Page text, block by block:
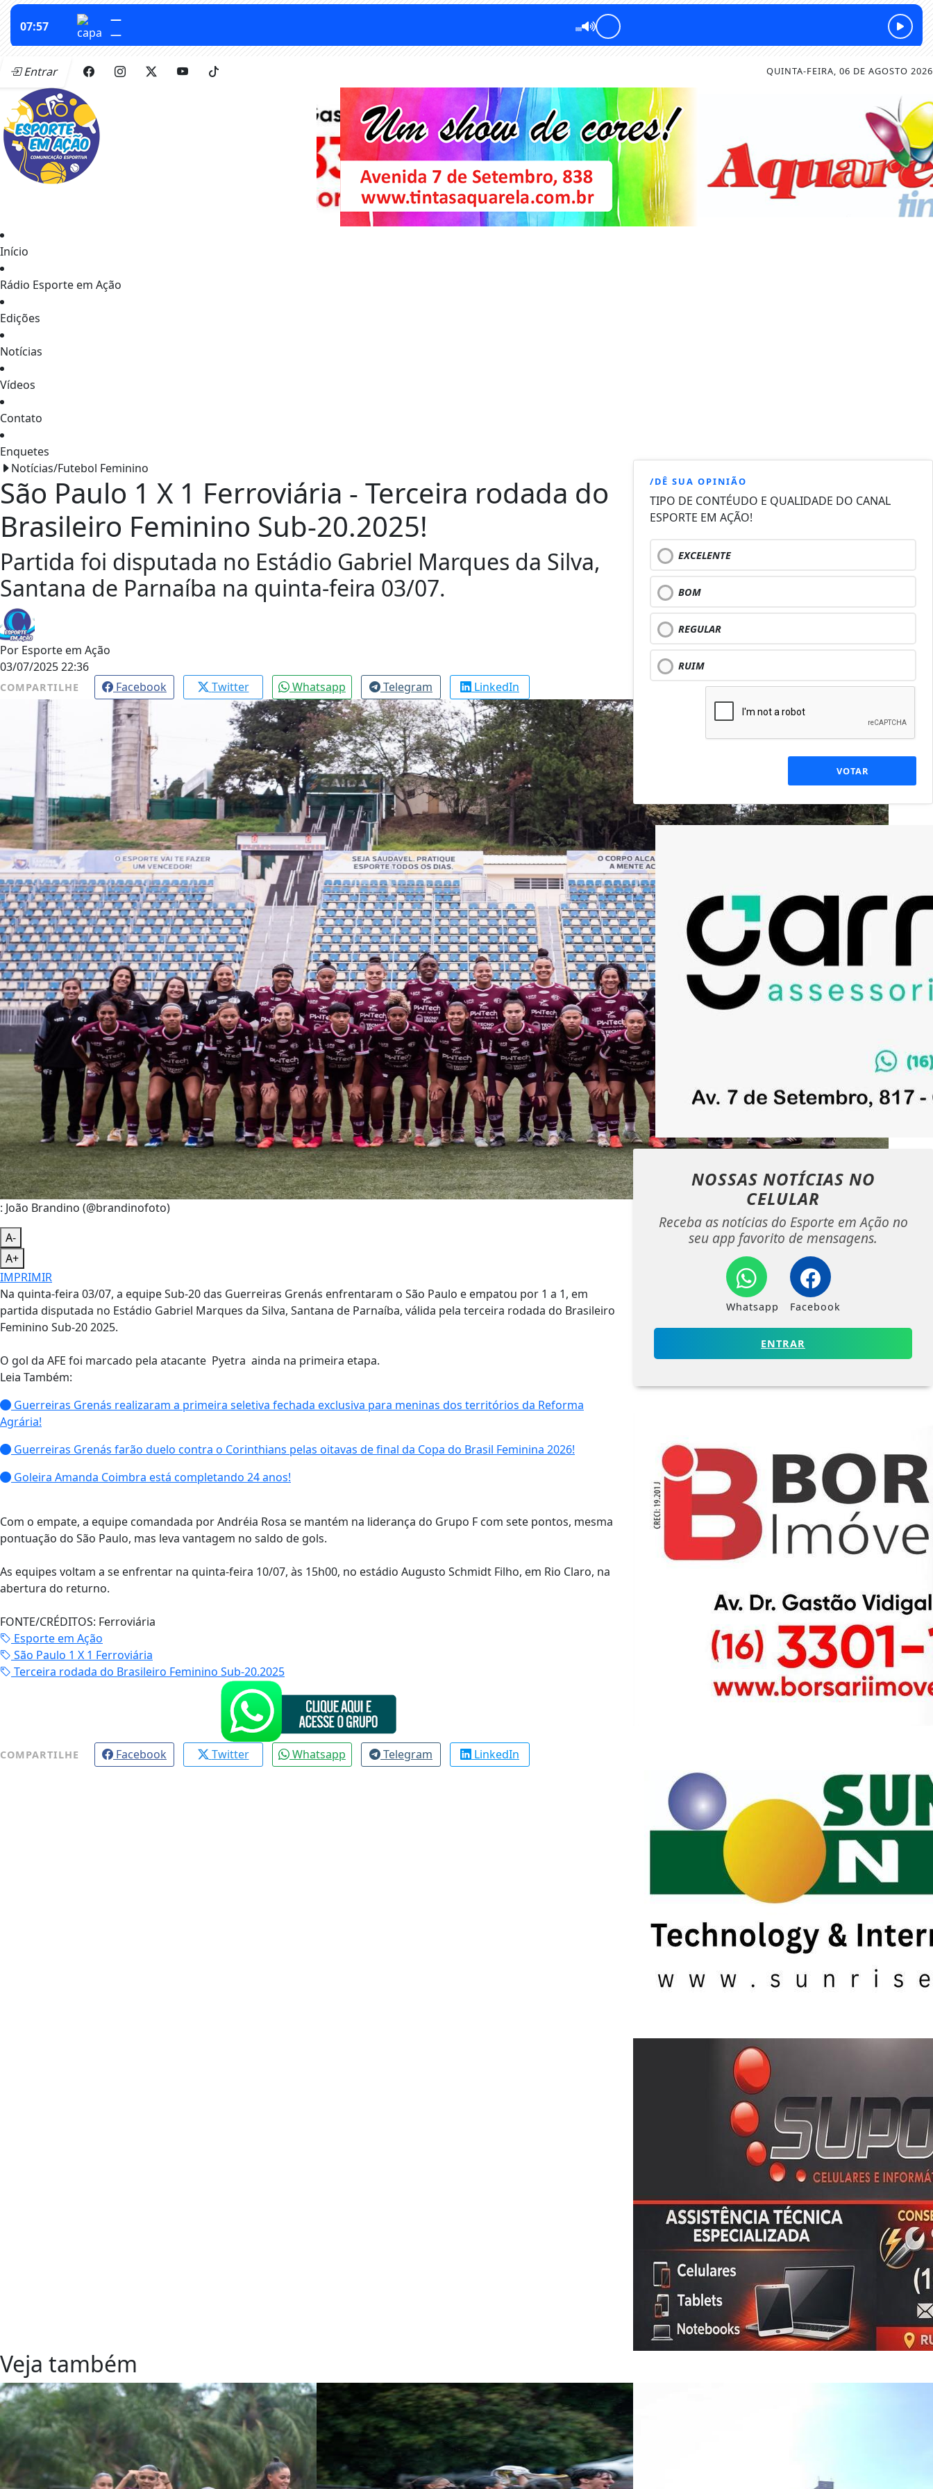
Entrar QUINTA-FEIRA, 06 DE AGOSTO 2026
Início
Rádio Esporte em Ação
Edições
Notícias
Vídeos
Contato
Enquetes
Notícias/Futebol Feminino
São Paulo 1 X 1 Ferroviária - Terceira rodada do
Brasileiro Feminino Sub-20.2025!
Partida foi disputada no Estádio Gabriel Marques da Silva,
Santana de Parnaíba na quinta-feira 03/07.
Por Esporte em Ação
03/07/2025 22:36
COMPARTILHE Facebook Twitter Whatsapp Telegram LinkedIn
: João Brandino (@brandinofoto)
A-
A+
IMPRIMIR
Na quinta-feira 03/07, a equipe Sub-20 das Guerreiras Grenás enfrentaram o São Paulo e empatou por 1 a 1, em
partida disputada no Estádio Gabriel Marques da Silva, Santana de Parnaíba, válida pela terceira rodada do Brasileiro
Feminino Sub-20 2025.
O gol da AFE foi marcado pela atacante Pyetra ainda na primeira etapa.
Leia Também:
Guerreiras Grenás realizaram a primeira seletiva fechada exclusiva para meninas dos territórios da Reforma
Agrária!
Guerreiras Grenás farão duelo contra o Corinthians pelas oitavas de final da Copa do Brasil Feminina 2026!
Goleira Amanda Coimbra está completando 24 anos!
Com o empate, a equipe comandada por Andréia Rosa se mantém na liderança do Grupo F com sete pontos, mesma
pontuação do São Paulo, mas leva vantagem no saldo de gols.
As equipes voltam a se enfrentar na quinta-feira 10/07, às 15h00, no estádio Augusto Schmidt Filho, em Rio Claro, na
abertura do returno.
FONTE/CRÉDITOS: Ferroviária
Esporte em Ação
São Paulo 1 X 1 Ferroviária
Terceira rodada do Brasileiro Feminino Sub-20.2025
COMPARTILHE Facebook Twitter Whatsapp Telegram LinkedIn
/DÊ SUA OPINIÃO
TIPO DE CONTÉUDO E QUALIDADE DO CANAL
ESPORTE EM AÇÃO!
EXCELENTE
BOM
REGULAR
RUIM
VOTAR
NOSSAS NOTÍCIAS NO
CELULAR
Receba as notícias do Esporte em Ação no
seu app favorito de mensagens.
Whatsapp Facebook
ENTRAR
Veja também